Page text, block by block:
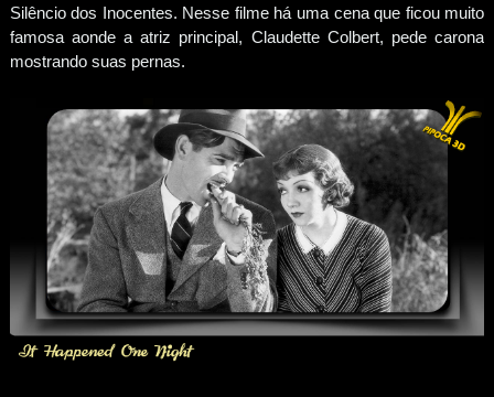
Silêncio dos Inocentes. Nesse filme há uma cena que ficou muito
famosa aonde a atriz principal, Claudette Colbert, pede carona
mostrando suas pernas.